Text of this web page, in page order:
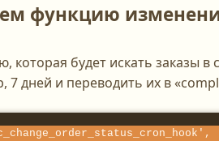
функцию
которая будет искать заказы в
7 дней и переводить их в